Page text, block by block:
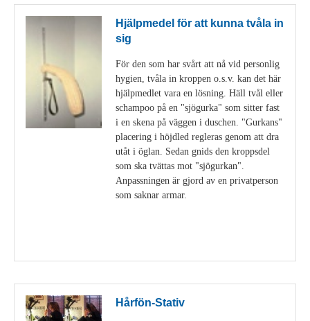
Hjälpmedel för att kunna tvåla in
sig
För den som har svårt att nå vid personlig
hygien, tvåla in kroppen o.s.v. kan det här
hjälpmedlet vara en lösning. Häll tvål eller
schampoo på en "sjögurka" som sitter fast
i en skena på väggen i duschen. "Gurkans"
placering i höjdled regleras genom att dra
utåt i öglan. Sedan gnids den kroppsdel
som ska tvättas mot "sjögurkan".
Anpassningen är gjord av en privatperson
som saknar armar.
Hårfön-Stativ